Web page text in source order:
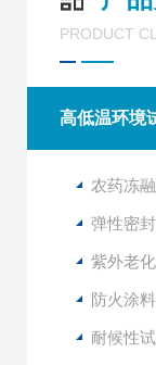
PRODUCT
高低温环境
农药冻
弹性密
紫外老
防火涂
耐候性